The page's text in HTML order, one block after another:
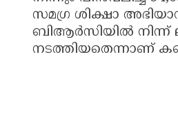
സമഗ്ര ശിക്ഷാ
ബിആർസിയിൽ നിന്ന്
നടത്തിയതെന്നാണ്